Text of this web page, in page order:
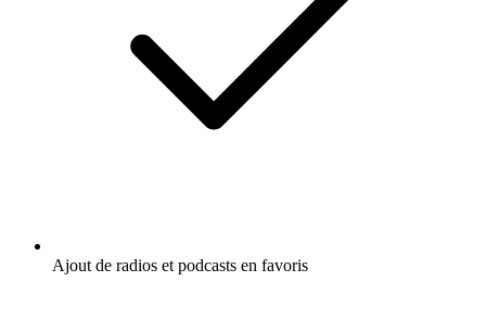
Ajout de radios et podcasts en favoris